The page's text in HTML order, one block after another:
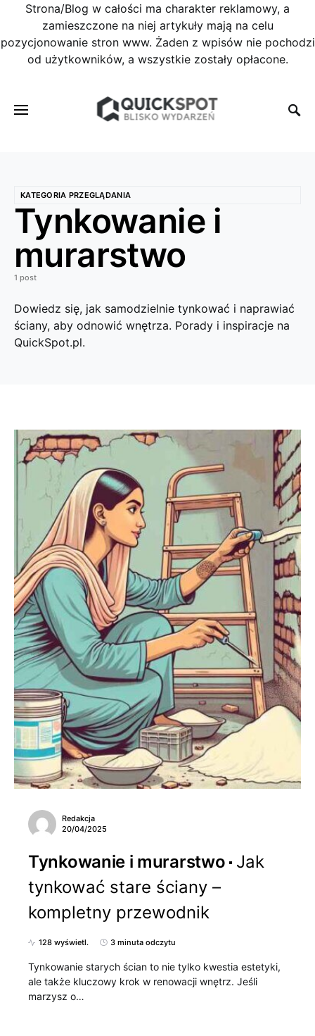
Strona/Blog w całości ma charakter reklamowy, a
zamieszczone na niej artykuły mają na celu
pozycjonowanie stron www. Żaden z wpisów nie pochodzi
od użytkowników, a wszystkie zostały opłacone.
KATEGORIA PRZEGLĄDANIA
Tynkowanie i
murarstwo
1 post
Dowiedz się, jak samodzielnie tynkować i naprawiać
ściany, aby odnowić wnętrza. Porady i inspiracje na
QuickSpot.pl.
Redakcja
20/04/2025
Tynkowanie i murarstwo Jak
tynkować stare ściany –
kompletny przewodnik
128 wyświetl. 3 minuta odczytu
Tynkowanie starych ścian to nie tylko kwestia estetyki,
ale także kluczowy krok w renowacji wnętrz. Jeśli
marzysz o…